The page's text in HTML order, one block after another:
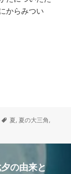
からみつい
タ
夏,夏の大三角,
の由来と